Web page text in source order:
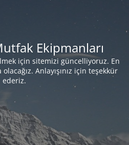
Ekipmanları
için sitemizi güncelliyoruz. En
Anlayışınız için teşekkür
ederiz.